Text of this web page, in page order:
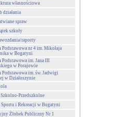
własnościowa
działania
spraw
szkoły
raporty
Podstawowa nr 4 im. Mikołaja
w Bogatyni
Podstawowa im. Jana III
w Porajowie
Podstawowa im. św. Jadwigi
w Działoszynie
Szkolno-Przedszkolne
Sportu i Rekreacji w Bogatyni
Żłobek Publiczny Nr 1